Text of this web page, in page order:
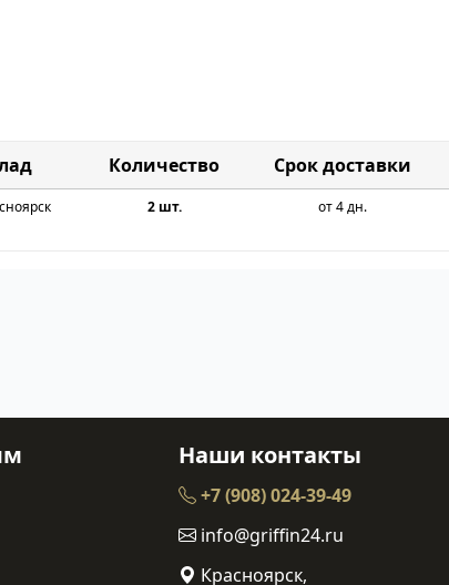
Срок доставки
2 шт. от 4 дн.
Наши контакты
+7 (908) 024-39-49
info@griffin24.ru
Красноярск,